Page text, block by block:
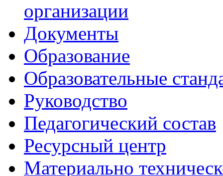
организации
Документы
Образование
Образовательные
Руководство
Педагогический состав
Ресурсный центр
Материально